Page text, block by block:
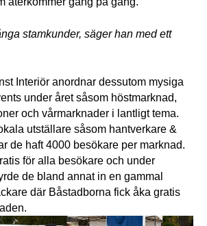
stamkunder, säger han med ett
Interiör anordnar dessutom mysiga
under året såsom höstmarknad,
och vårmarknader i lantligt tema.
utställare såsom hantverkare &
de haft 4000 besökare per marknad.
för alla besökare och under
de bland annat in en gammal
där Båstadborna fick åka gratis